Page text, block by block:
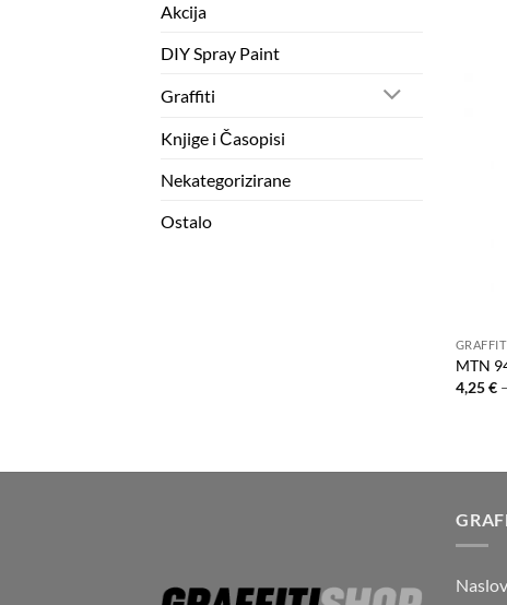
Akcija
DIY Spray Paint
Graffiti
Knjige i Časopisi
Nekategorizirane
Ostalo
MTN
4,25€ –